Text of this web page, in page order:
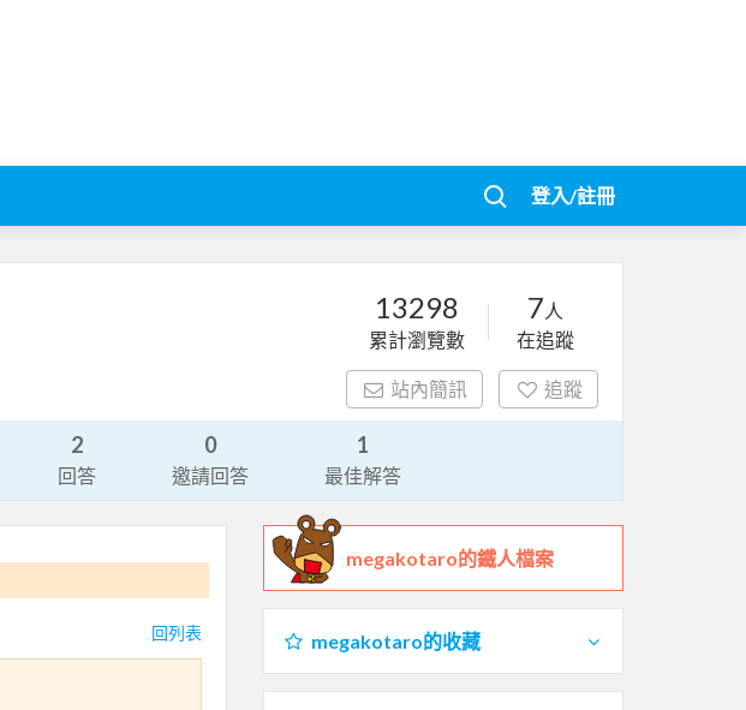
登入/註冊
13298
累計瀏覽數
7 人
在追蹤
站內簡訊 追蹤
2
回答
0
邀請回答
1
最佳解答
回列表
megakotaro的鐵人檔案
megakotaro的收藏